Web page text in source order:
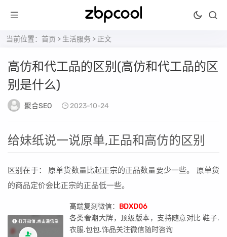
当前位置： 首页 > 生活服务 > 正文
高仿和代工品的区别(高仿和代工品的区
别是什么)
聚合SEO 2023-10-24
给妹纸说一说原单,正品和高仿的区别
区别在于： 原单货数量比起正宗的正品数量要少一些。 原单货
的商品定价会比正宗的正品低一些。
高端复刻微信： BDXD06
各类奢潮大牌，顶级版本，支持随意对比 鞋子.
衣服.包包.饰品关注微信随时咨询